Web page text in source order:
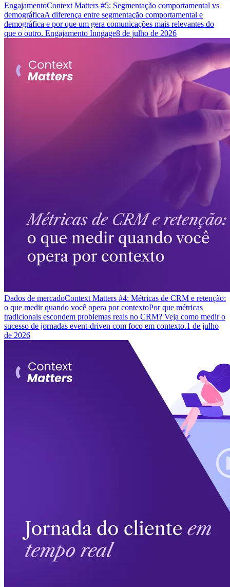
EngajamentoContext Matters #5: Segmentação comportamental vs
demográficaA diferença entre segmentação comportamental e
demográfica e por que um gera comunicações mais relevantes do
que o outro. Engajamento Inngage8 de julho de 2026
Dados de mercadoContext Matters #4: Métricas de CRM e retenção:
o que medir quando você opera por contextoPor que métricas
tradicionais escondem problemas reais no CRM? Veja como medir o
sucesso de jornadas event-driven com foco em contexto.1 de julho
de 2026